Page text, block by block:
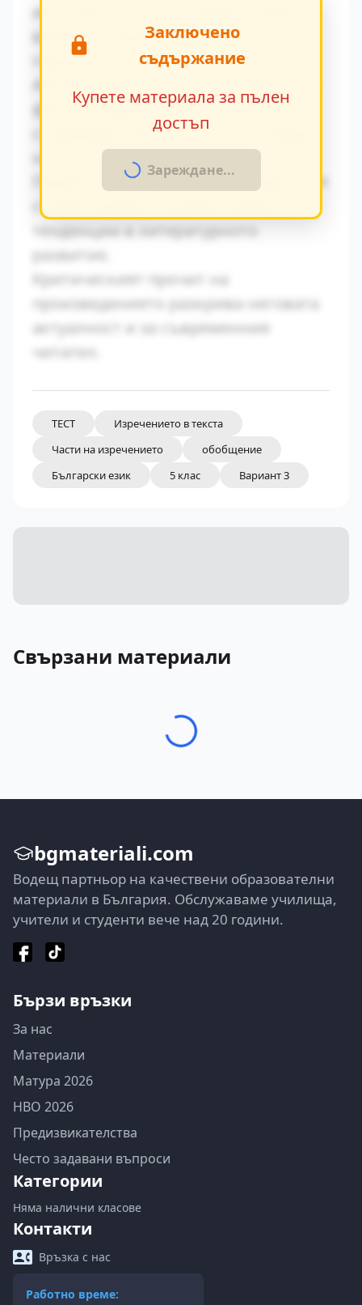
икономическите условия оказват
влияние върху поведението на
героите.
факти в художествения разказ,
създавайки автентична атмосфера
на епохата.
Паралелите с други произведения от
същия период показват общите
развитие.
Критическият прочит на
произведението разкрива неговата
актуалност и за съвременния
читател.
Заключено
съдържание
Купете материала за пълен
достъп
Зареждане...
ТЕСТ
Изречението в текста
Части на изречението
обобщение
Български език
5 клас Вариант 3
Свързани материали
bgmateriali.com
Водещ партньор на качествени образователни
материали в България. Обслужаваме училища,
учители и студенти вече над 20 години.
Бързи връзки
За нас
Материали
Матура 2026
НВО 2026
Предизвикателства
Често задавани въпроси
Категории
Няма налични класове
Контакти
Връзка с нас
Работно време: